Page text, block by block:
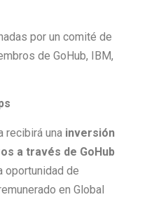
por un comité de
de GoHub, IBM,
recibirá una inversión
a través de GoHub
oportunidad de
en Global